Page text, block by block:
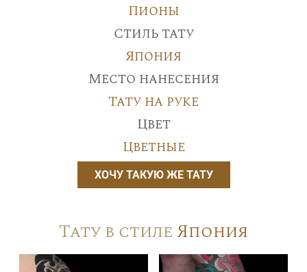
Пионы
Стиль тату
Япония
Место нанесения
Тату на руке
Цвет
Цветные
ХОЧУ ТАКУЮ ЖЕ ТАТУ
Тату в стилеЯпония